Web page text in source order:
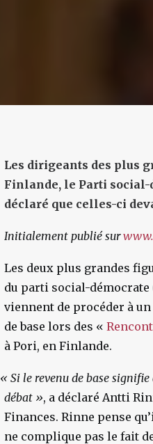
Les dirigeants des plus
Finlande, le Parti
déclaré que celles-ci
Initialement publié sur
Les deux plus grandes
du parti social-démocrate
viennent de procéder à
de base lors des «
à Pori, en Finlande.
« Si le revenu de base signifie
débat », a déclaré Antti
Finances. Rinne pense
ne complique pas le fait